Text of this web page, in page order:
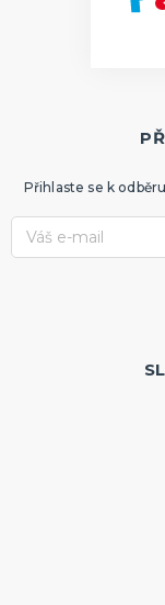
Přihlaste se k